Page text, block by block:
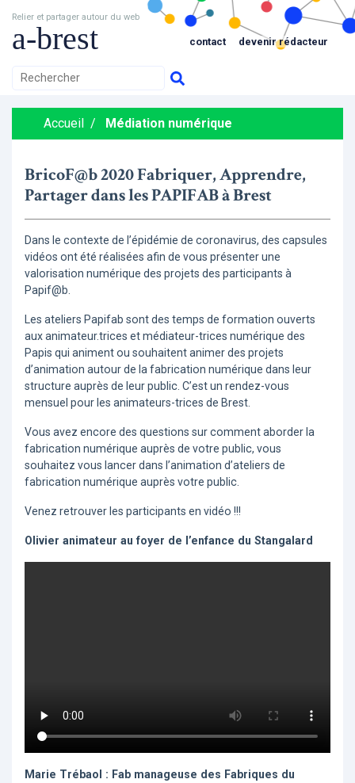
Relier et partager autour du web
a-brest contact devenir rédacteur
Accueil / Médiation numérique
BricoF@b 2020 Fabriquer, Apprendre,
Partager dans les PAPIFAB à Brest
Dans le contexte de l’épidémie de coronavirus, des capsules
vidéos ont été réalisées afin de vous présenter une
valorisation numérique des projets des participants à
Papif@b.
Les ateliers Papifab sont des temps de formation ouverts
aux animateur.trices et médiateur-trices numérique des
Papis qui animent ou souhaitent animer des projets
d’animation autour de la fabrication numérique dans leur
structure auprès de leur public. C’est un rendez-vous
mensuel pour les animateurs-trices de Brest.
Vous avez encore des questions sur comment aborder la
fabrication numérique auprès de votre public, vous
souhaitez vous lancer dans l’animation d’ateliers de
fabrication numérique auprès votre public.
Venez retrouver les participants en vidéo !!!
Olivier animateur au foyer de l’enfance du Stangalard
Marie Trébaol : Fab manageuse des Fabriques du